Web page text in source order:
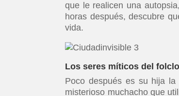
que le realicen una
horas después, descubre
vida.
Los seres míticos del
Poco después es su hija
misterioso muchacho que